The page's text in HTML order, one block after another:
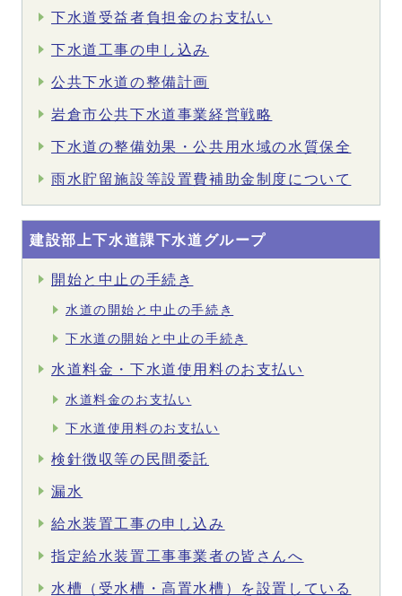
下水道受益者負担金のお支払い
下水道工事の申し込み
公共下水道の整備計画
岩倉市公共下水道事業経営戦略
下水道の整備効果・公共用水域の水質保全
雨水貯留施設等設置費補助金制度について
建設部上下水道課下水道グループ
開始と中止の手続き
水道の開始と中止の手続き
下水道の開始と中止の手続き
水道料金・下水道使用料のお支払い
水道料金のお支払い
下水道使用料のお支払い
検針徴収等の民間委託
漏水
給水装置工事の申し込み
指定給水装置工事事業者の皆さんへ
水槽（受水槽・高置水槽）を設置している